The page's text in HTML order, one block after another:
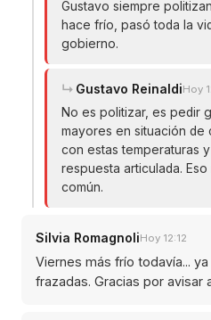
Gustavo siempre
hace frío, pasó toda la
gobierno.
Gustavo ReinaldiHoy
No es politizar, es pedir
mayores en situación de
con estas temperaturas
respuesta articulada.
común.
Silvia RomagnoliHoy 12:12
Viernes más frío todavía...
frazadas. Gracias por avisar